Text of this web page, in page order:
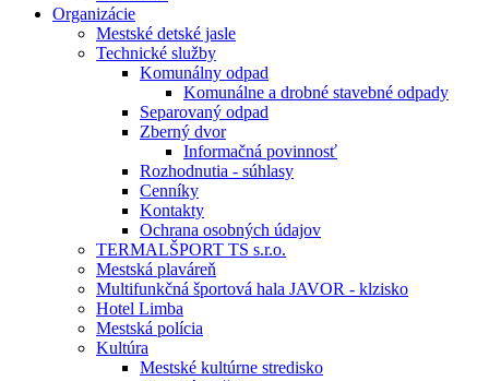
Organizácie
Mestské detské jasle
Technické služby
Komunálny odpad
Komunálne a drobné stavebné odpady
Separovaný odpad
Zberný dvor
Informačná povinnosť
Rozhodnutia - súhlasy
Cenníky
Kontakty
Ochrana osobných údajov
TERMALŠPORT TS s.r.o.
Mestská plaváreň
Multifunkčná športová hala JAVOR - klzisko
Hotel Limba
Mestská polícia
Kultúra
Mestské kultúrne stredisko